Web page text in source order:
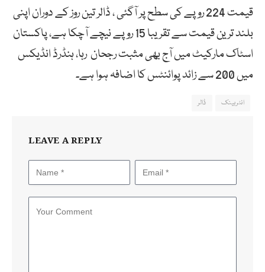
قیمت 224 روپے کی سطح پر آگئی ، ڈالر تین روز کے دوران اپنی
بلند ترین قیمت سے تقریبا 15 روپے نیچے آچکا ہے، پاکستان
اسٹاک مارکیٹ میں آج بھی مثبت رجحان رہا، ہنڈرڈ انڈیکس
میں 200 سے زائد پوائنٹس کا اضافہ ہوا ہے۔
انٹربینک ڈالر
LEAVE A REPLY